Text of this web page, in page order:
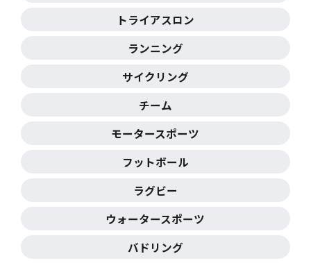
トライアスロン
ランニング
サイクリング
チーム
モータースポーツ
フットボール
ラグビー
ウォータースポーツ
バドリング